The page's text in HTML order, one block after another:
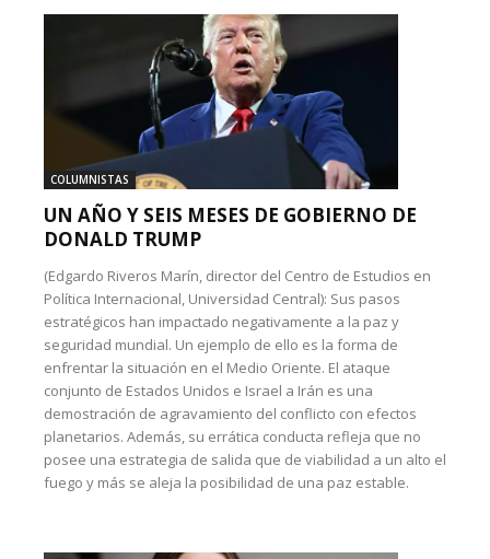
COLUMNISTAS
UN AÑO Y SEIS MESES DE GOBIERNO DE
DONALD TRUMP
(Edgardo Riveros Marín, director del Centro de Estudios en
Política Internacional, Universidad Central): Sus pasos
estratégicos han impactado negativamente a la paz y
seguridad mundial. Un ejemplo de ello es la forma de
enfrentar la situación en el Medio Oriente. El ataque
conjunto de Estados Unidos e Israel a Irán es una
demostración de agravamiento del conflicto con efectos
planetarios. Además, su errática conducta refleja que no
posee una estrategia de salida que de viabilidad a un alto el
fuego y más se aleja la posibilidad de una paz estable.